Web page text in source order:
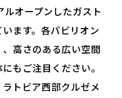
オープンしたガスト
ます。各パビリオン
高さのある広い空間
もご注目ください。
トビア西部クルゼメ